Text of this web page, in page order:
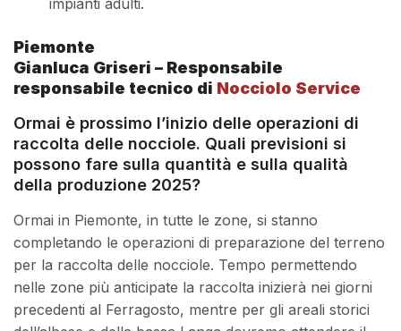
Piemonte
Gianluca Griseri – Responsabile
responsabile tecnico di Nocciolo Service
Ormai è prossimo l’inizio delle operazioni di
raccolta delle nocciole. Quali previsioni si
possono fare sulla quantità e sulla qualità
della produzione 2025?
Ormai in Piemonte, in tutte le zone, si stanno
completando le operazioni di preparazione del terreno
per la raccolta delle nocciole. Tempo permettendo
nelle zone più anticipate la raccolta inizierà nei giorni
precedenti al Ferragosto, mentre per gli areali storici